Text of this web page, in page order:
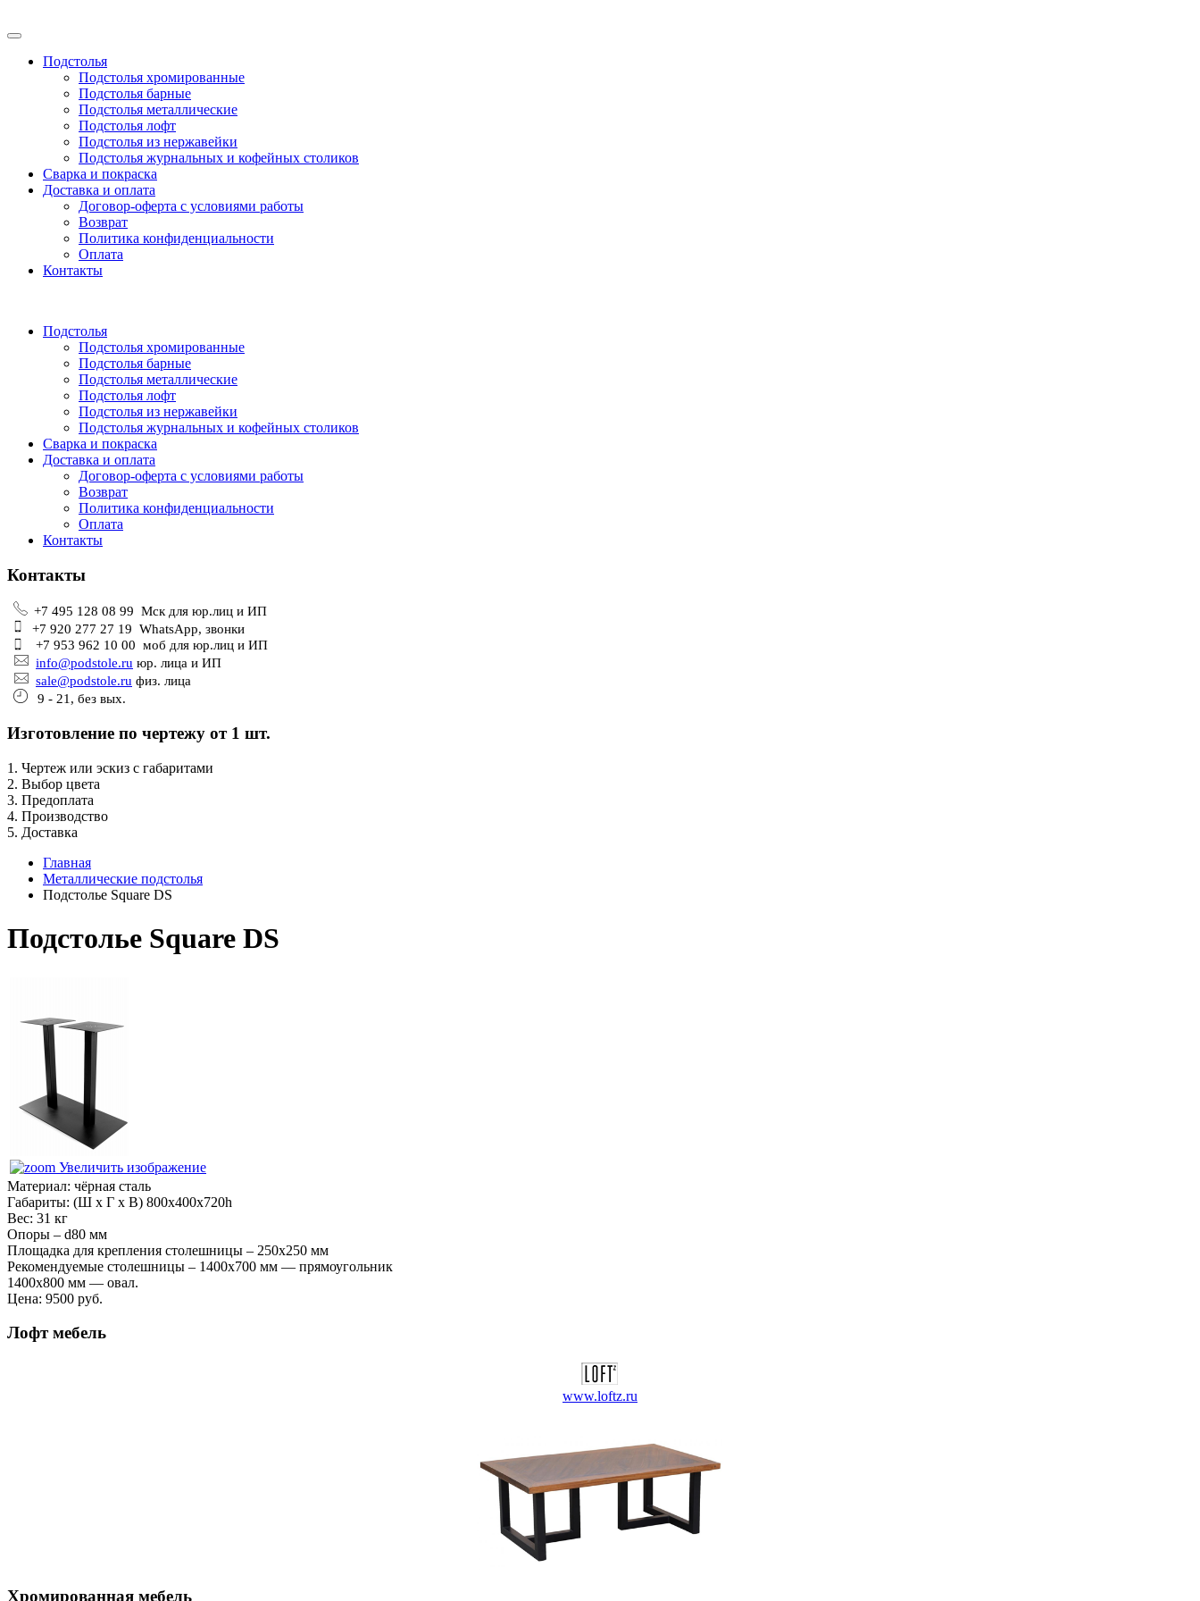
Подстолья
Подстолья хромированные
Подстолья барные
Подстолья металлические
Подстолья лофт
Подстолья из нержавейки
Подстолья журнальных и кофейных столиков
Сварка и покраска
Доставка и оплата
Договор-оферта с условиями работы
Возврат
Политика конфиденциальности
Оплата
Контакты
Подстолья
Подстолья хромированные
Подстолья барные
Подстолья металлические
Подстолья лофт
Подстолья из нержавейки
Подстолья журнальных и кофейных столиков
Сварка и покраска
Доставка и оплата
Договор-оферта с условиями работы
Возврат
Политика конфиденциальности
Оплата
Контакты
Контакты
+7 495 128 08 99 Мск для юр.лиц и ИП
+7 920 277 27 19 WhatsApp, звонки
+7 953 962 10 00 моб для юр.лиц и ИП
info@podstole.ru юр. лица и ИП
sale@podstole.ru физ. лица
9 - 21, без вых.
Изготовление по чертежу от 1 шт.
1. Чертеж или эскиз с габаритами
2. Выбор цвета
3. Предоплата
4. Производство
5. Доставка
Главная
Металлические подстолья
Подстолье Square DS
Подстолье Square DS
Увеличить изображение
Материал: чёрная сталь
Габариты: (Ш х Г х В) 800х400х720h
Вес: 31 кг
Опоры – d80 мм
Площадка для крепления столешницы – 250х250 мм
Рекомендуемые столешницы – 1400х700 мм — прямоугольник
1400х800 мм — овал.
Цена: 9500 руб.
Лофт мебель
www.loftz.ru
Хромированная мебель